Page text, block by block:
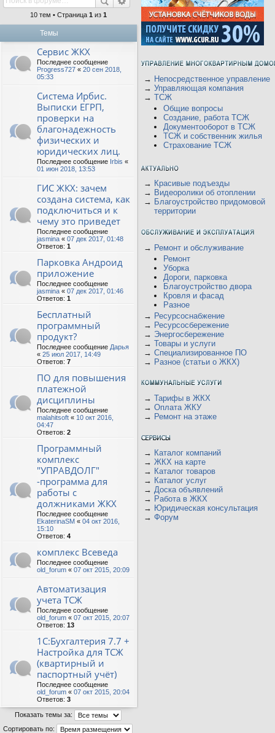
10 тем • Страница 1 из 1
Темы
Сервис ЖКХ
Последнее сообщение
Progress727 « 20 сен 2018,
05:33
Система Ирбис.
Выписки ЕГРП,
проверки на
благонадежность
физических и
юридических лиц.
Последнее сообщение Irbis «
01 июн 2018, 13:53
ГИС ЖКХ: зачем
создана система, как
подключиться и к
чему это приведет
Последнее сообщение
jasmina « 07 дек 2017, 01:48
Ответов: 1
Парковка Андроид
приложение
Последнее сообщение
jasmina « 07 дек 2017, 01:46
Ответов: 1
Бесплатный
программный
продукт?
Последнее сообщение Дарья
« 25 июл 2017, 14:49
Ответов: 7
ПО для повышения
платежной
дисциплины
Последнее сообщение
malahitsoft « 10 окт 2016,
04:47
Ответов: 2
Программный
комплекс
"УПРАВДОЛГ"
-программа для
работы с
должниками ЖКХ
Последнее сообщение
EkaterinaSM « 04 окт 2016,
15:10
Ответов: 4
комплекс Всеведа
Последнее сообщение
old_forum « 07 окт 2015, 20:09
Автоматизация
учета ТСЖ
Последнее сообщение
old_forum « 07 окт 2015, 20:07
Ответов: 13
1С:Бухгалтерия 7.7 +
Настройка для ТСЖ
(квартирный и
паспортный учёт)
Последнее сообщение
old_forum « 07 окт 2015, 20:04
Ответов: 3
Показать темы за:
Сортировать по:
→ Непосредственное управление
→ Управляющая компания
→ ТСЖ
Общие вопросы
Создание, работа ТСЖ
Документооборот в ТСЖ
ТСЖ и собственник жилья
Страхование ТСЖ
→ Красивые подъезды
→ Видеоролики об отоплении
→ Благоустройство придомовой
территории
→ Ремонт и обслуживание
Ремонт
Уборка
Дороги, парковка
Благоустройство двора
Кровля и фасад
Разное
→ Ресурсоснабжение
→ Ресурсосбережение
→ Энергосбережение
→ Товары и услуги
→ Специализированное ПО
→ Разное (статьи о ЖКХ)
→ Тарифы в ЖКХ
→ Оплата ЖКУ
→ Ремонт на этаже
→ Каталог компаний
→ ЖКХ на карте
→ Каталог товаров
→ Каталог услуг
→ Доска объявлений
→ Работа в ЖКХ
→ Юридическая консультация
→ Форум